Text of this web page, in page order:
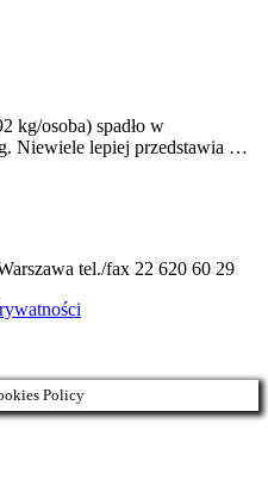
kg/osoba) spadło w
Niewiele lepiej przedstawia …
tel./fax 22 620 60 29
Policy